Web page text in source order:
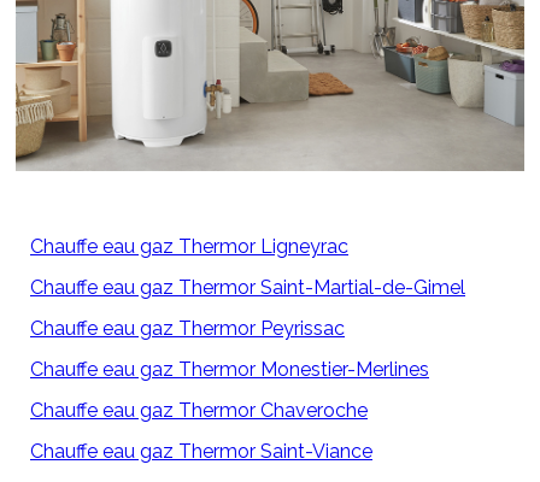
Chauffe eau gaz Thermor Ligneyrac
Chauffe eau gaz Thermor Saint-Martial-de-Gimel
Chauffe eau gaz Thermor Peyrissac
Chauffe eau gaz Thermor Monestier-Merlines
Chauffe eau gaz Thermor Chaveroche
Chauffe eau gaz Thermor Saint-Viance